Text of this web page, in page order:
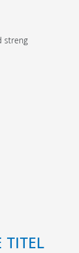
streng
TITEL